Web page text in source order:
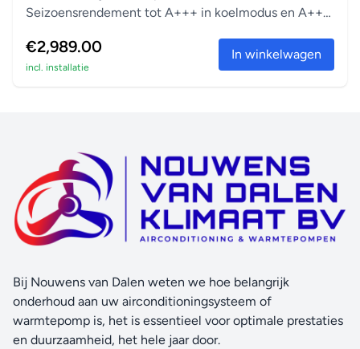
Seizoensrendement tot A+++ in koelmodus en A++
€2,989.00
incl. installatie
In winkelwagen
Bij Nouwens van Dalen weten we hoe belangrijk
onderhoud aan uw airconditioningsysteem of
warmtepomp is, het is essentieel voor optimale prestaties
en duurzaamheid, het hele jaar door.